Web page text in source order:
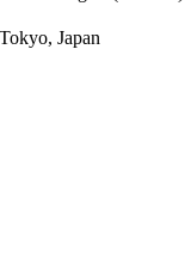
Japan